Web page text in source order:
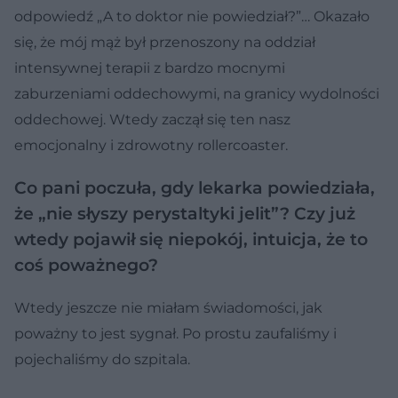
odpowiedź „A to doktor nie powiedział?”… Okazało
się, że mój mąż był przenoszony na oddział
intensywnej terapii z bardzo mocnymi
zaburzeniami oddechowymi, na granicy wydolności
oddechowej. Wtedy zaczął się ten nasz
emocjonalny i zdrowotny rollercoaster.
Co pani poczuła, gdy lekarka powiedziała,
że „nie słyszy perystaltyki jelit”? Czy już
wtedy pojawił się niepokój, intuicja, że to
coś poważnego?
Wtedy jeszcze nie miałam świadomości, jak
poważny to jest sygnał. Po prostu zaufaliśmy i
pojechaliśmy do szpitala.